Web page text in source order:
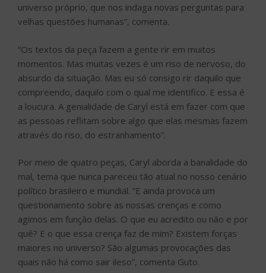
universo próprio, que nos indaga novas perguntas para
velhas questões humanas”, comenta.
“Os textos da peça fazem a gente rir em muitos
momentos. Mas muitas vezes é um riso de nervoso, do
absurdo da situação. Mas eu só consigo rir daquilo que
compreendo, daquilo com o qual me identifico. E essa é
a loucura. A genialidade de Caryl está em fazer com que
as pessoas reflitam sobre algo que elas mesmas fazem
através do riso, do estranhamento”.
Por meio de quatro peças, Caryl aborda a banalidade do
mal, tema que nunca pareceu tão atual no nosso cenário
político brasileiro e mundial. “E ainda provoca um
questionamento sobre as nossas crenças e como
agimos em função delas. O que eu acredito ou não e por
quê? E o que essa crença faz de mim? Existem forças
maiores no universo? São algumas provocações das
quais não há como sair ileso”, comenta Guto.